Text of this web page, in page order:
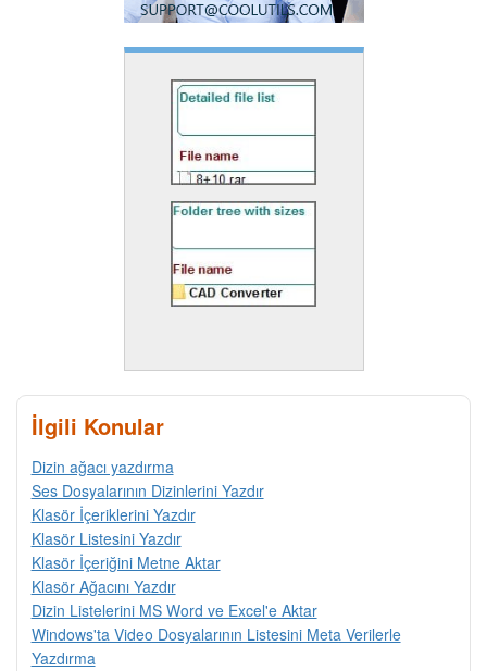
İlgili Konular
Dizin ağacı yazdırma
Ses Dosyalarının Dizinlerini Yazdır
Klasör İçeriklerini Yazdır
Klasör Listesini Yazdır
Klasör İçeriğini Metne Aktar
Klasör Ağacını Yazdır
Dizin Listelerini MS Word ve Excel'e Aktar
Windows'ta Video Dosyalarının Listesini Meta Verilerle
Yazdırma